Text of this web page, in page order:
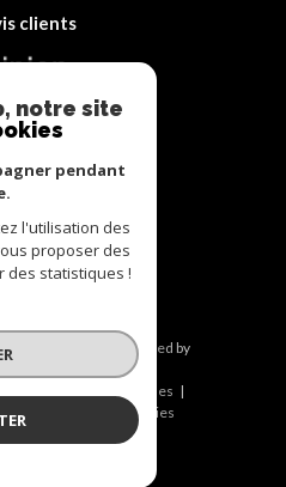
clients
| Traduction powered by
Mentions légales
Politique RGPD Cookies
notre site
pendant
l'utilisation des
proposer des
des statistiques !